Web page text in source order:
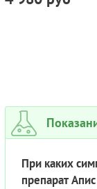
При каких
препарат